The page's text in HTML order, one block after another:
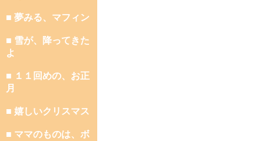
■ 夢みる、マフィン
■ 雪が、降ってきた
よ
■ １１回めの、お正
月
■ 嬉しいクリスマス
■ ママのものは、ボ